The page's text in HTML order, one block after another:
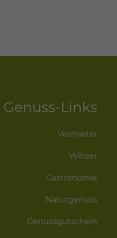
Genuss-Links
Vermieter
Winzer
Gastronomie
Naturgenuss
Genussgutschein